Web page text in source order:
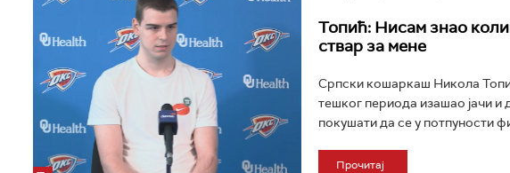
Топић: Нисам знао
ствар за мене
Српски кошаркаш Никола
тешког периода изашао јачи и
покушати да се у потпуности
Прочитај